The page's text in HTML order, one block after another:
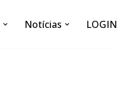
Notícias LOGIN